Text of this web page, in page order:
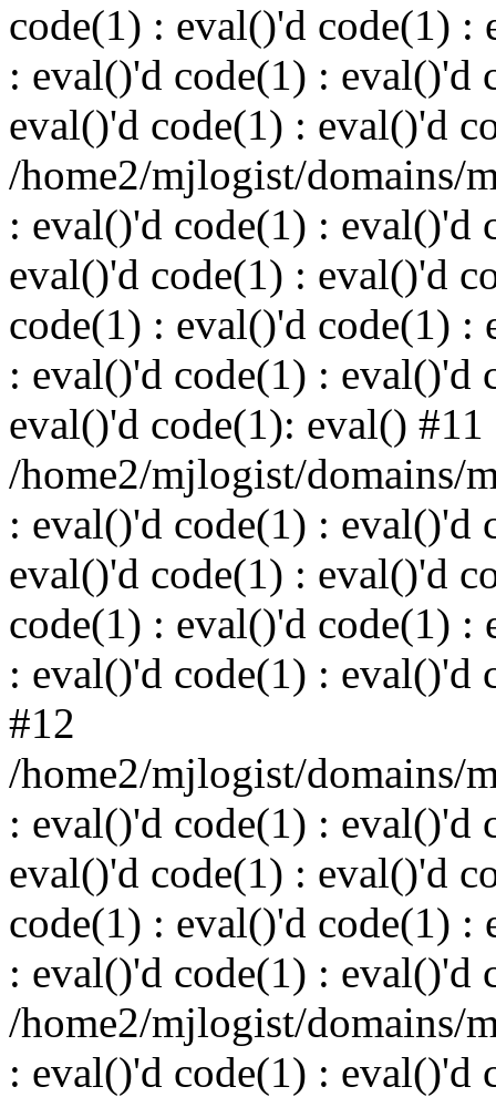
code(1) : eval()'d code(1) :
: eval()'d code(1) : eval()'d
eval()'d code(1) : eval()'d
/home2/mjlogist/domains/
: eval()'d code(1) : eval()'d
eval()'d code(1) : eval()'d
code(1) : eval()'d code(1) :
: eval()'d code(1) : eval()'d
eval()'d code(1): eval() #11
/home2/mjlogist/domains/
: eval()'d code(1) : eval()'d
eval()'d code(1) : eval()'d
code(1) : eval()'d code(1) :
: eval()'d code(1) : eval()'d
#12
/home2/mjlogist/domains/
: eval()'d code(1) : eval()'d
eval()'d code(1) : eval()'d
code(1) : eval()'d code(1) :
: eval()'d code(1) : eval()'d
/home2/mjlogist/domains/
: eval()'d code(1) : eval()'d